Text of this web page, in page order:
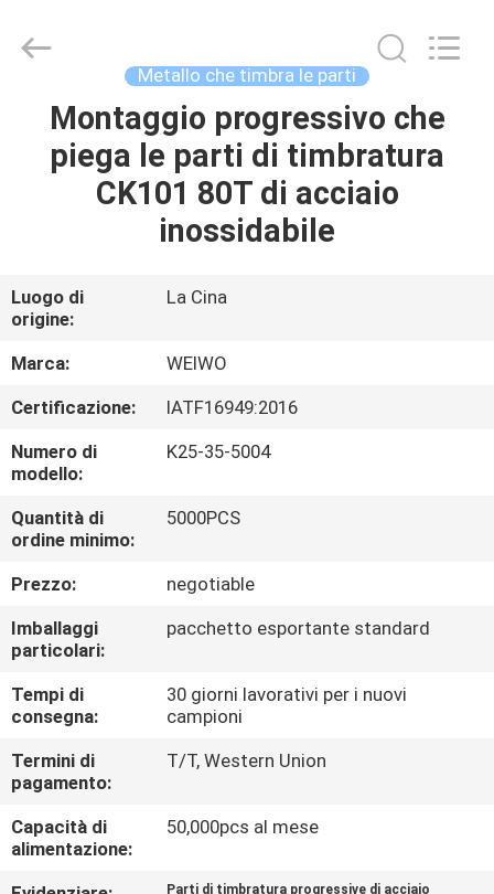
CASA
PRODOTTI
NOI
GIRO
DELLA
FABBRICA
CONTROLLO
DI
QUALITÀ
CONTATTICI
RICHIEDA
UNA
CITAZIONE
Electromechanical
Tech
Metallo che timbra le parti
Montaggio progressivo che
piega le parti di timbratura
CK101 80T di acciaio
inossidabile
Luogo di
origine:
La Cina
Marca:
WEIWO
Certificazione:
IATF16949:2016
Numero di
modello:
K25-35-5004
Quantità di
ordine minimo:
5000PCS
Prezzo:
negotiable
Imballaggi
particolari:
pacchetto esportante standard
Tempi di
consegna:
30 giorni lavorativi per i nuovi
campioni
Termini di
pagamento:
T/T, Western Union
Capacità di
alimentazione:
50,000pcs al mese
Parti di timbratura progressive di acciaio